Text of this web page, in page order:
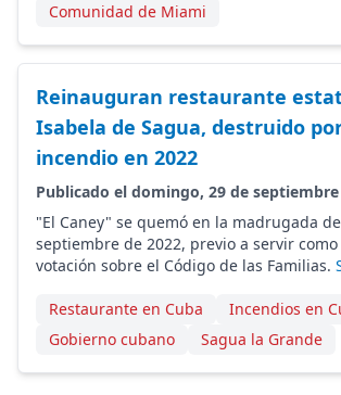
Comunidad de Miami
Reinauguran restaurante
Isabela de Sagua, destruido
incendio en 2022
Publicado el domingo, 29 de septiembre
"El Caney" se quemó en la madrugada
septiembre de 2022, previo a servir
votación sobre el Código de las Familias.
Restaurante en Cuba
Incendios en
Gobierno cubano
Sagua la Grande